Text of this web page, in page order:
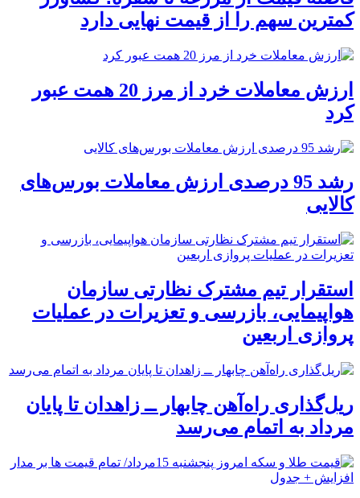
کمترین سهم را از قیمت نهایی دارد
ارزش معاملات خرد از مرز 20 همت عبور
کرد
رشد 95 درصدی ارزش معاملات بورس‌های
کالایی
استقرار تیم مشترک نظارتی سازمان
هواپیمایی، بازرسی و تعزیرات در عملیات
پروازی اربعین
ریل‌گذاری راه‌آهن چابهار ــ زاهدان تا پایان
مرداد به اتمام می‌رسد